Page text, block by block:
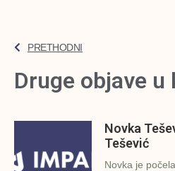
PRETHODNI
Druge objave u
Novka
Tešević
Novka je